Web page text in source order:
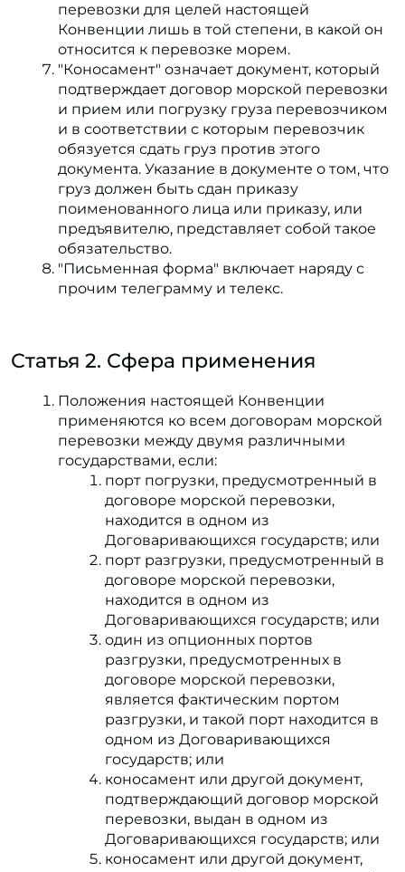
перевозки для целей настоящей
Конвенции лишь в той степени, в какой он
относится к перевозке морем.
"Коносамент" означает документ, который
подтверждает договор морской перевозки
и прием или погрузку груза перевозчиком
и в соответствии с которым перевозчик
обязуется сдать груз против этого
документа. Указание в документе о том, что
груз должен быть сдан приказу
поименованного лица или приказу, или
предъявителю, представляет собой такое
обязательство.
"Письменная форма" включает наряду с
прочим телеграмму и телекс.
Статья 2. Сфера применения
Положения настоящей Конвенции
применяются ко всем договорам морской
перевозки между двумя различными
государствами, если:
порт погрузки, предусмотренный в
договоре морской перевозки,
находится в одном из
Договаривающихся государств; или
порт разгрузки, предусмотренный в
договоре морской перевозки,
находится в одном из
Договаривающихся государств; или
один из опционных портов
разгрузки, предусмотренных в
договоре морской перевозки,
является фактическим портом
разгрузки, и такой порт находится в
одном из Договаривающихся
государств; или
коносамент или другой документ,
подтверждающий договор морской
перевозки, выдан в одном из
Договаривающихся государств; или
коносамент или другой документ,